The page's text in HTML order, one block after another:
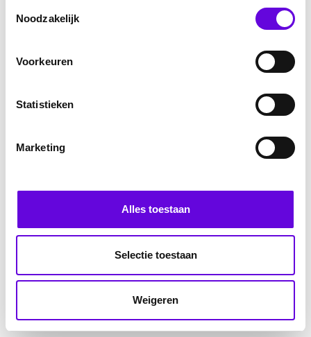
Noodzakelijk
Voorkeuren
Statistieken
Marketing
Alles toestaan
Selectie toestaan
Weigeren